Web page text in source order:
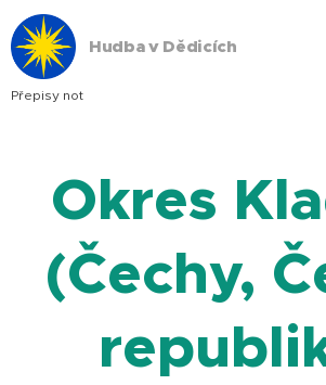
Hudba v Dědicích
Přepisy not
Okres
(Čechy,